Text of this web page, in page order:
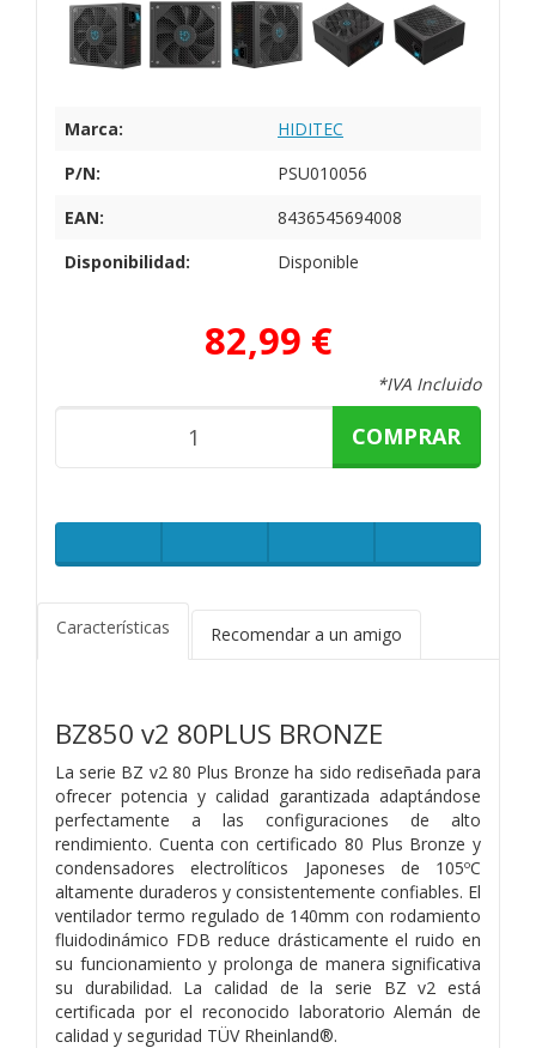
Marca:
HIDITEC
P/N:
PSU010056
EAN:
8436545694008
Disponibilidad:
Disponible
82,99 €
*IVA Incluido
COMPRAR
Características Recomendar a un amigo
BZ850 v2 80PLUS BRONZE
La serie BZ v2 80 Plus Bronze ha sido rediseñada para
ofrecer potencia y calidad garantizada adaptándose
perfectamente a las configuraciones de alto
rendimiento. Cuenta con certificado 80 Plus Bronze y
condensadores electrolíticos Japoneses de 105ºC
altamente duraderos y consistentemente confiables. El
ventilador termo regulado de 140mm con rodamiento
fluidodinámico FDB reduce drásticamente el ruido en
su funcionamiento y prolonga de manera significativa
su durabilidad. La calidad de la serie BZ v2 está
certificada por el reconocido laboratorio Alemán de
calidad y seguridad TÜV Rheinland®.